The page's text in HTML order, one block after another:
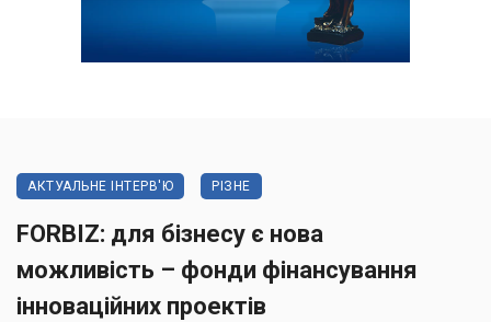
АКТУАЛЬНЕ ІНТЕРВ'Ю РІЗНЕ
FORBIZ: для бізнесу є нова
можливість – фонди фінансування
інноваційних проектів